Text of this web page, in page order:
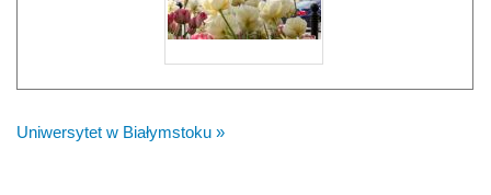
Uniwersytet w Białymstoku »